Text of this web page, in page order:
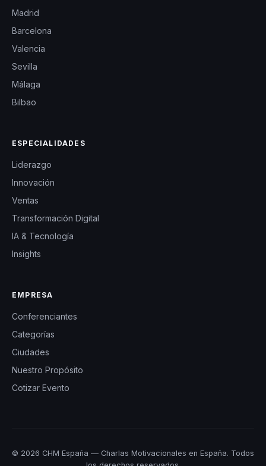
Madrid
Barcelona
Valencia
Sevilla
Málaga
Bilbao
ESPECIALIDADES
Liderazgo
Innovación
Ventas
Transformación Digital
IA & Tecnología
Insights
EMPRESA
Conferenciantes
Categorías
Ciudades
Nuestro Propósito
Cotizar Evento
© 2026 CHM España — Charlas Motivacionales en España. Todos